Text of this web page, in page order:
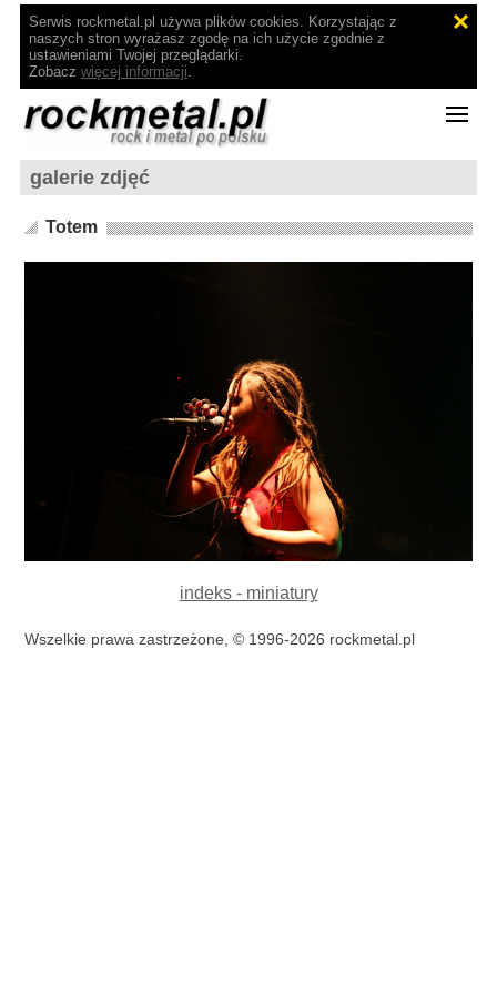
Serwis rockmetal.pl używa plików cookies. Korzystając z
naszych stron wyrażasz zgodę na ich użycie zgodnie z
ustawieniami Twojej przeglądarki.
Zobacz więcej informacji.
galerie zdjęć
Totem
indeks - miniatury
Wszelkie prawa zastrzeżone, © 1996-2026 rockmetal.pl